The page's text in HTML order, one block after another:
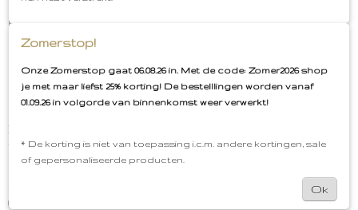
Een speendoekje is een ideaal cadeautje om te
geven voor een zwangerschap, babyshower of
webshop en je hebt een perfect cadeau om te geven.
Maak gebruik van de gratis cadeauservice en wij
pakken het als een leuk pakketje voor je in.
In de webshop vind je nog meer leuke items van de
teddy Beer collectie in 3 verschillende kleuren. Mix &
Match!
Kleur: Wild Rose
(oudroze achtige kleur)
Materiaal: 100% Polyester
Zomerstop!
Onze Zomerstop gaat 06.08.26 in. Met de code: Zomer2026 shop
je met maar liefst 25% korting! De bestelllingen worden vanaf
01.09.26 in volgorde van binnenkomst weer verwerkt!
* De korting is niet van toepassing i.c.m. andere kortingen, sale
of gepersonaliseerde producten.
Ok